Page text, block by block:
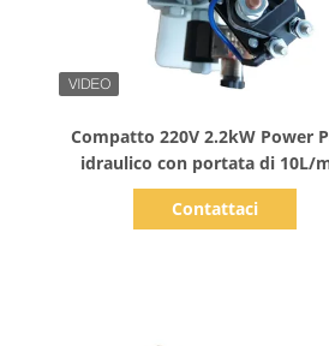
Compatto 220V 2.2kW Power
idraulico con portata di 10L/
Contattaci